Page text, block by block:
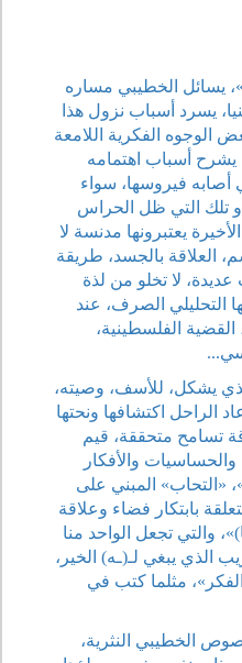
يسائل الخطيبي مساره
يسرد أسباب نزول هذا
الوجوه الفكرية اللامعة
يشرح أسباب اهتمامه
أصابه فيروسها، سواء
أو تلك التي ظل الحراس
يعتبرونها مدنسة لا
العلاقة بالجسد، طريقة
لا تخلو من لذة
التحليلي الصرف، عند
القضية الفلسطينية،
يشكل، للأسف، وصيته،
الراحل اكتشافها ونحتها
تسامح متحققة، قيم
والأفكار
«التحاب» المبني على
بابتكار فضاء وعلاقة
والتي تجعل الواحد منا
الذي يبغي لـ(ـه) الخير،
مثلما كتب في
الخطيبي النثرية،